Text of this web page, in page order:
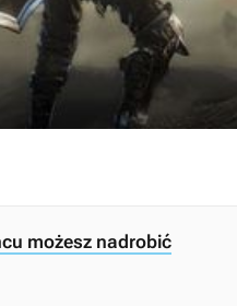
możesz nadrobić